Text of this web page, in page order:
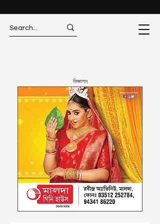
বিজ্ঞাপন